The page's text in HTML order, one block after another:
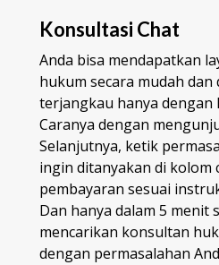
Konsultasi Chat
Anda bisa mendapatkan
hukum secara mudah dan
terjangkau hanya dengan
Caranya dengan
Selanjutnya, ketik
ingin ditanyakan di kolom
pembayaran sesuai
Dan hanya dalam 5 menit
mencarikan konsultan
dengan permasalahan